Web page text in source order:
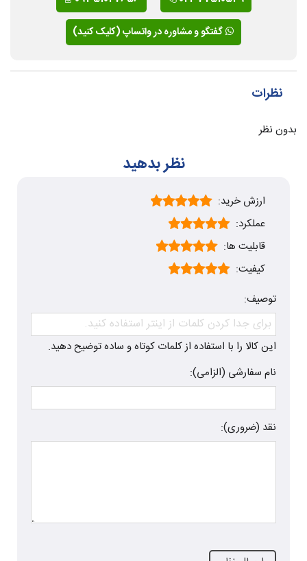
گفتگو و مشاوره در واتساپ (کلیک کنید)
نظرات
بدون نظر
نظر بدهید
ارزش خرید:
عملکرد:
قابلیت ها:
کیفیت:
توصیف:
این کالا را با استفاده از کلمات کوتاه و ساده توضیح دهید.
نام سفارشی (الزامی):
نقد (ضروری):